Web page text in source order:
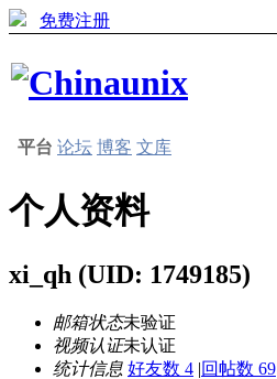
免费注册
平台 论坛 博客 文库
个人资料
xi_qh (UID: 1749185)
邮箱状态未验证
视频认证未认证
统计信息 好友数 4 |回帖数 69